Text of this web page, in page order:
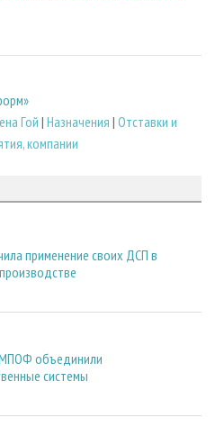
Гой| Назначения | Отставки и
компании
применение своих ДСП в
объединили
системы